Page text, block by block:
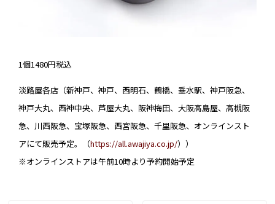
1個1480円税込
淡路屋各店（新神⼾、神⼾、⻄明⽯、鶴橋、垂⽔駅、神⼾阪急、
神⼾⼤丸、⻄神中央、芦屋⼤丸、阪神梅⽥、⼤阪⾼島屋、⾼槻阪
急、川⻄阪急、宝塚阪急、⻄宮阪急、千里阪急、オンラインスト
アにて販売予定。（https://all.awajiya.co.jp/））
※オンラインストアは午前10時より予約開始予定